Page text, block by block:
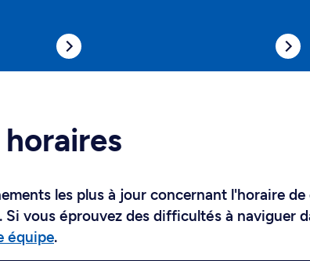
les plus à jour concernant l'horaire
. Si vous éprouvez des difficultés à naviguer
équipe.